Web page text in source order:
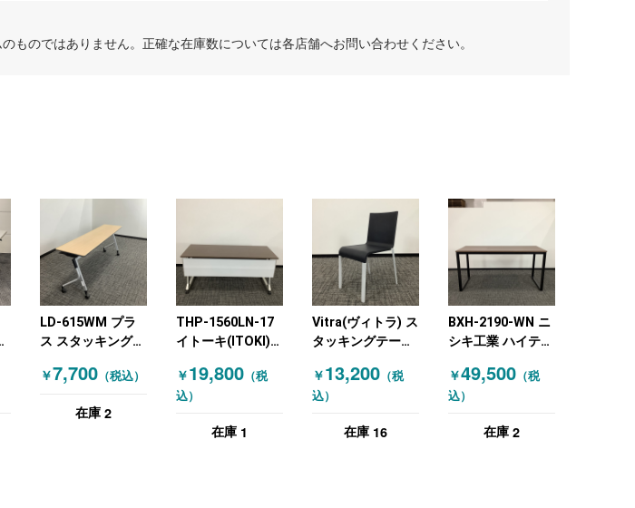
ものではありません。正確な在庫数については各店舗へお問い合わせください。
LD-615WM プラ
ス スタッキングテ
ュラル）
￥7,700（税込）
在庫 2
THP-1560LN-17
イトーキ(ITOKI)
ブル 木目（ブラウ
ン）
￥19,800（税
込）
在庫 1
Vitra(ヴィトラ) ス
タッキングテーブ
￥13,200（税
込）
在庫 16
BXH-2190-WN ニ
シキ工業 ハイテー
(W2100×D900×H1000)
ブラック 木目（ダ
￥49,500（税
込）
在庫 2